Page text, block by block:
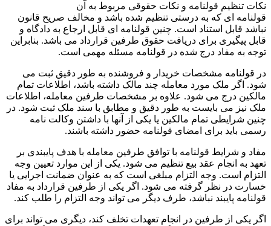
نکات تنظیم قولنامه و نکات حقوقی مربوط به آن
قولنامه ای که به درستی تنظیم شده باشد و مخالف صریح قانون
نباشد قابل استناد است. چنین قولنامه ای قابل ارجاع به دادگاه و
قابل پیگیری برای دریافت حقوق طرفین قرارداد می باشد. بنابراین
توجه به مفاد درج شده در قولنامه مسئله مهمی است.
در قولنامه مشخصات خریدار و فروشنده به طور دقیق ثبت می
شود. اگر ملک مورد معامله چند مالک داشته باشد، اطلاعات تمام
مالکین درج می شود. علاوه بر مشخصات طرفین معامله، اطلاعات
ملک نیز می بایست به طور دقیق و مطابق با سند ملک ثبت شود. در
چنین شرایطی تمام مالکین یا یکی از آنها با داشتن وکالت نامه
رسمی باید برای امضای قولنامه حضور داشته باشند.
مفاد و شرایط قولنامه با توافق طرفین معامله با هدف پایبندی بر
تعهد به انجام عقد بیع تنظیم می شود. یکی از این موارد تعیین وجه
التزام است. وجه التزام مبلغی است که به عنوان ضمانت اجرایی یا
خسارت در نظر گرفته می شود. اگر یکی از طرفین قرارداد به مفاد
قولنامه پایبند نباشد، طرف دیگر می تواند وجه التزام را طلب کند‌.
اگر یکی از طرفین در انجام تعهدات تخلف کند، دیگری می تواند برای